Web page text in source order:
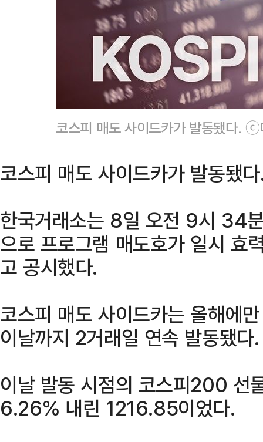
코스피 매도 사이드카가 발동됐다. ⓒ
코스피 매도 사이드카가 발동됐
한국거래소는 8일 오전 9시 34
으로 프로그램 매도호가 일시 효
고 공시했다.
코스피 매도 사이드카는 올해에
이날까지 2거래일 연속 발동됐다.
이날 발동 시점의 코스피200 선
6.26% 내린 1216.85이었다.